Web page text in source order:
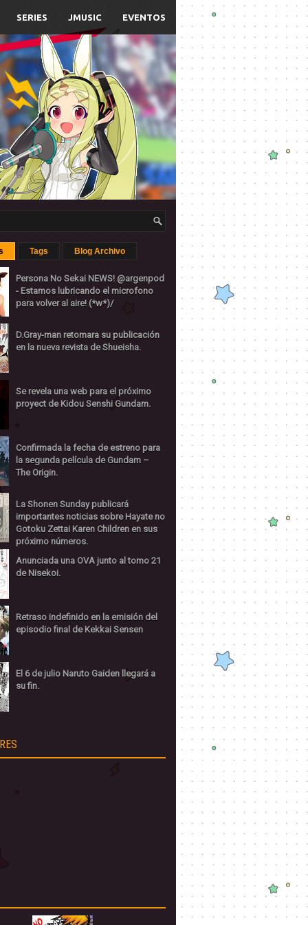
SERIES JMUSIC EVENTOS
Tags Blog Archivo
Persona No Sekai NEWS! @argenpod
- Estamos lubricando el microfono
para volver al aire! (*w*)/
D.Gray-man retomara su publicación
en la nueva revista de Shueisha.
Se revela una web para el próximo
proyect de Kidou Senshi Gundam.
Confirmada la fecha de estreno para
la segunda película de Gundam –
The Origin.
La Shonen Sunday publicará
importantes noticias sobre Hayate no
Gotoku Zettai Karen Children en sus
próximo números.
Anunciada una OVA junto al tomo 21
de Nisekoi.
Retraso indefinido en la emisión del
episodio final de Kekkai Sensen
El 6 de julio Naruto Gaiden llegará a
su fin.